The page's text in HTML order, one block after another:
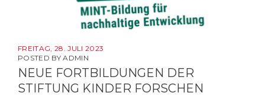
FREITAG, 28. JULI 2023
POSTED BYADMIN
NEUE FORTBILDUNGEN DER
STIFTUNG KINDER FORSCHEN